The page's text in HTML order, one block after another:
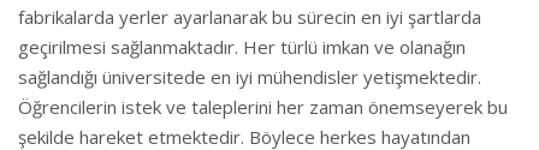
fabrikalarda yerler ayarlanarak bu sürecin en iyi şartlarda
geçirilmesi sağlanmaktadır. Her türlü imkan ve olanağın
sağlandığı üniversitede en iyi mühendisler yetişmektedir.
Öğrencilerin istek ve taleplerini her zaman önemseyerek bu
şekilde hareket etmektedir. Böylece herkes hayatından